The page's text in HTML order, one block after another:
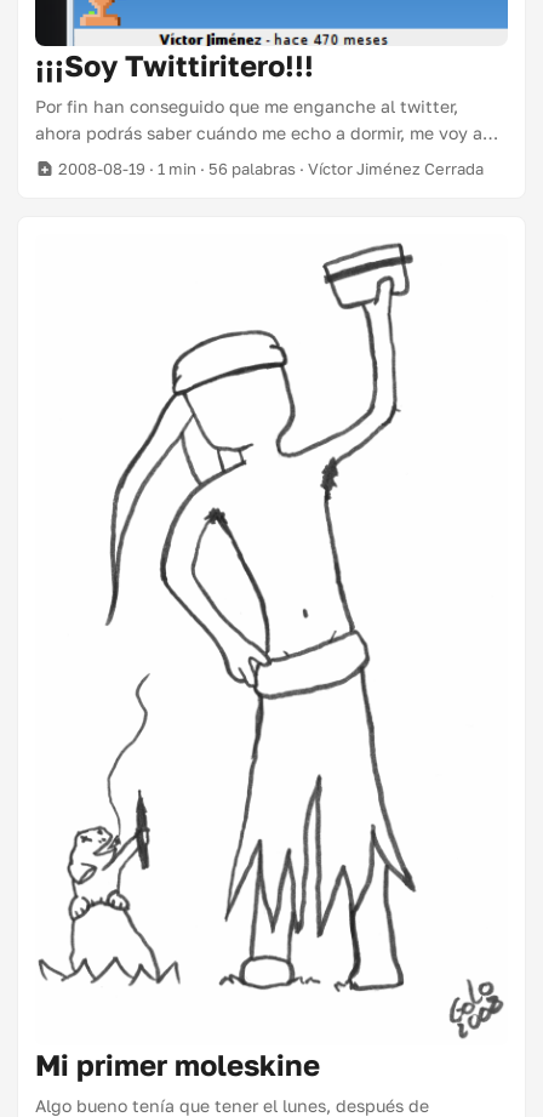
¡¡¡Soy Twittiritero!!!
Por fin han conseguido que me enganche al twitter,
ahora podrás saber cuándo me echo a dormir, me voy a
cagar, o me saco los mocos de la nariz. Sigueme en
Actualizado: Mi compañero eckelon, comenta en su blog
2008-08-19 · 1 min · 56 palabras · Víctor Jiménez Cerrada
Mi primer moleskine
Algo bueno tenía que tener el lunes, después de